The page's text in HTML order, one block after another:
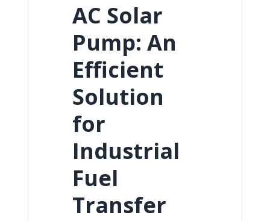
AC Solar
Pump: An
Efficient
Solution
for
Industrial
Fuel
Transfer